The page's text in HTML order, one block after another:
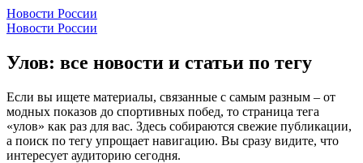
Новости России
Новости России
Улов: все новости и статьи по тегу
Если вы ищете материалы, связанные с самым разным – от
модных показов до спортивных побед, то страница тега
«улов» как раз для вас. Здесь собираются свежие публикации,
а поиск по тегу упрощает навигацию. Вы сразу видите, что
интересует аудиторию сегодня.